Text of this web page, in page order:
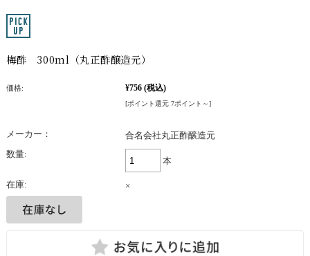
梅酢 300ml（丸正酢醸造元）
価格: ¥756 (税込)
[ポイント還元 7ポイント～]
メーカー：
合名会社丸正酢醸造元
数量:
本
在庫: ×